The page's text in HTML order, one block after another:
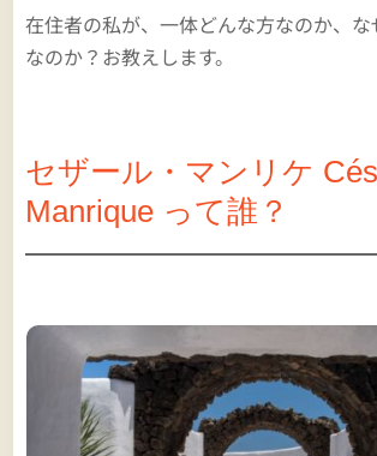
在住者の私が、一体どんな方なのか、
なのか？お教えします。
セザール・マンリケ
Manrique って誰？